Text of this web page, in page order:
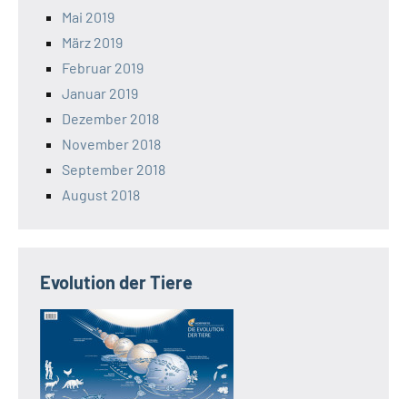
Mai 2019
März 2019
Februar 2019
Januar 2019
Dezember 2018
November 2018
September 2018
August 2018
Evolution der Tiere